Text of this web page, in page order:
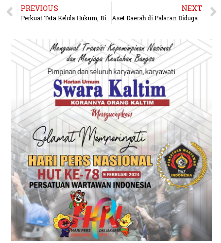
PREVIOUS NEXT